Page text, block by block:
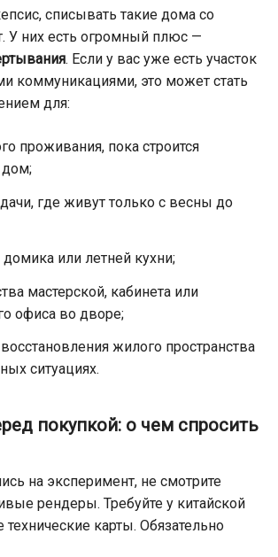
списывать такие дома со
У них есть огромный плюс —
. Если у вас уже есть участок
коммуникациями, это может стать
для:
проживания, пока строится
дом;
где живут только с весны до
домика или летней кухни;
мастерской, кабинета или
офиса во дворе;
жилого пространства
ситуациях.
покупкой: о чем спросить
на эксперимент, не смотрите
рендеры. Требуйте у китайской
технические карты. Обязательно